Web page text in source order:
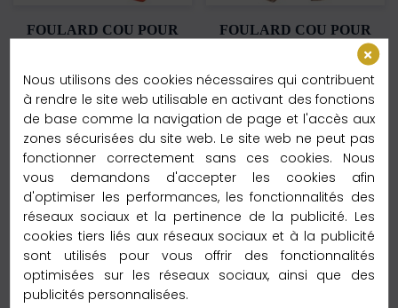
FOULARD COU POUR
Grand Carré De Soie
Interbelts Zoé Orange
Taille : 90x90cm
Matière : 100% Soie
39,95 €
En stock - Expédié en 24h
Ajouter au panier
Livraison gratuite
FOULARD COU POUR
Grand Carré De Soie
Interbelts Zoé Bleu
Taille : 90x90cm
Matière : 100% Soie
39,95 €
En rupture de stock
Ajouter au panier
Livraison gratuite
Nous utilisons des cookies nécessaires qui contribuent
à rendre le site web utilisable en activant des fonctions
de base comme la navigation de page et l'accès aux
zones sécurisées du site web. Le site web ne peut pas
fonctionner correctement sans ces cookies. Nous
vous demandons d'accepter les cookies afin
d'optimiser les performances, les fonctionnalités des
réseaux sociaux et la pertinence de la publicité. Les
cookies tiers liés aux réseaux sociaux et à la publicité
sont utilisés pour vous offrir des fonctionnalités
optimisées sur les réseaux sociaux, ainsi que des
publicités personnalisées.